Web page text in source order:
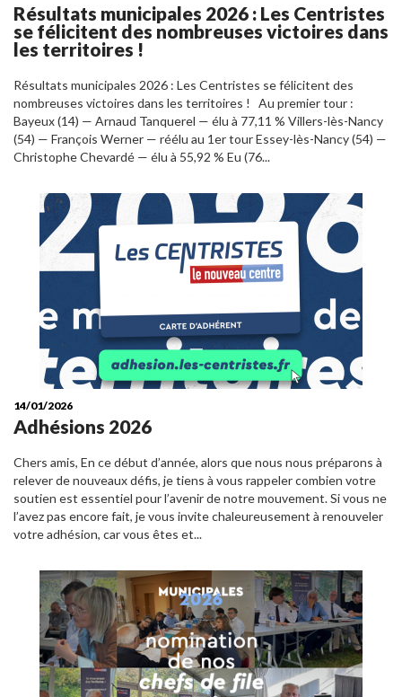
Résultats municipales 2026 : Les Centristes
se félicitent des nombreuses victoires dans
les territoires !
Résultats municipales 2026 : Les Centristes se félicitent des
nombreuses victoires dans les territoires ! Au premier tour :
Bayeux (14) — Arnaud Tanquerel — élu à 77,11 % Villers-lès-Nancy
(54) — François Werner — réélu au 1er tour Essey-lès-Nancy (54) —
Christophe Chevardé — élu à 55,92 % Eu (76...
14/01/2026
Adhésions 2026
Chers amis, En ce début d’année, alors que nous nous préparons à
relever de nouveaux défis, je tiens à vous rappeler combien votre
soutien est essentiel pour l’avenir de notre mouvement. Si vous ne
l’avez pas encore fait, je vous invite chaleureusement à renouveler
votre adhésion, car vous êtes et...